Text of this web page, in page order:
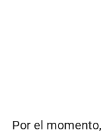
Por el